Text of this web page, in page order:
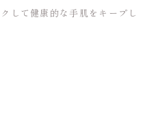
して健康的な手肌をキープし